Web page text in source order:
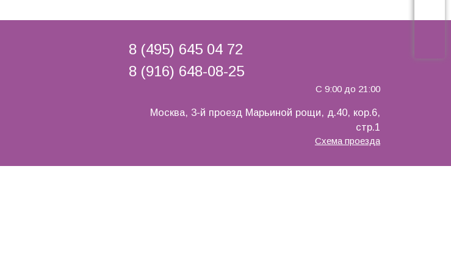
8 (495) 645 04 72
8 (916) 648-08-25
С 9:00 до 21:00
Москва, 3-й проезд Марьиной рощи, д.40, кор.6,
стр.1
Схема проезда